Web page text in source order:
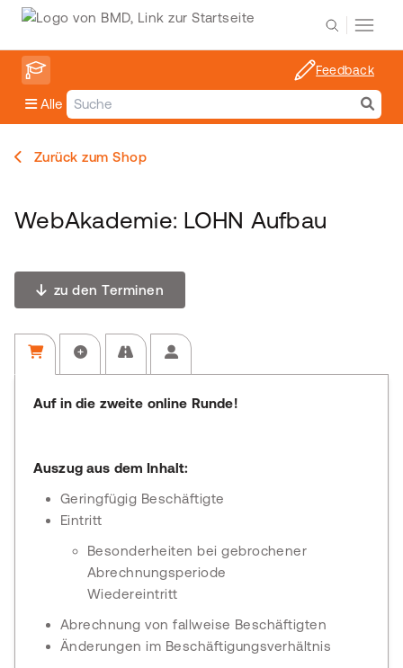
Alle
Feedback
Zurück zum Shop
WebAkademie: LOHN Aufbau
zu den Terminen
Auf in die zweite online Runde!
Auszug aus dem Inhalt:
Geringfügig Beschäftigte
Eintritt
Besonderheiten bei gebrochener
Abrechnungsperiode
Wiedereintritt
Abrechnung von fallweise Beschäftigten
Änderungen im Beschäftigungsverhältnis